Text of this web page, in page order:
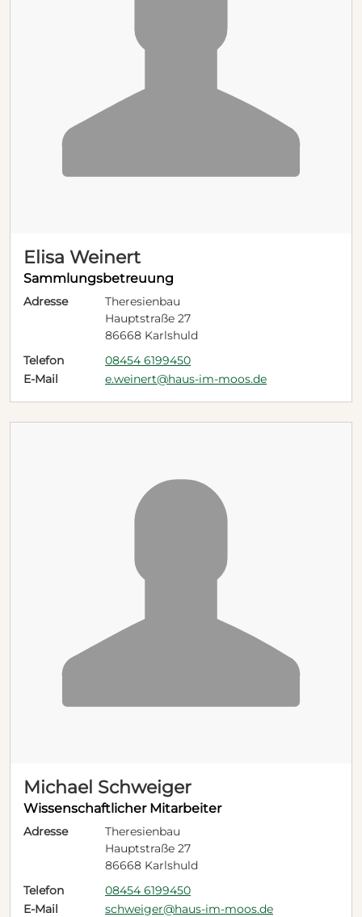
Elisa Weinert
Sammlungsbetreuung
Adresse
Theresienbau
Hauptstraße 27
86668 Karlshuld
Telefon
08454 6199450
E-Mail
e.weinert@haus-im-moos.de
Michael Schweiger
Wissenschaftlicher Mitarbeiter
Adresse
Theresienbau
Hauptstraße 27
86668 Karlshuld
Telefon
08454 6199450
E-Mail
schweiger@haus-im-moos.de